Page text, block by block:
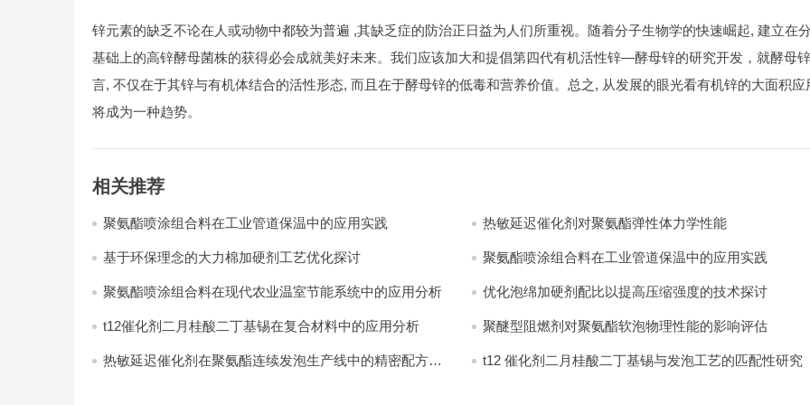
锌元素的缺乏不论在人或动物中都较为普遍 ,其缺乏症的防治正日益为人们所重视。随着分子生物学的快速崛起, 建立在
基础上的高锌酵母菌株的获得必会成就美好未来。我们应该加大和提倡第四代有机活性锌—酵母锌的研究开发，就酵母
言, 不仅在于其锌与有机体结合的活性形态, 而且在于酵母锌的低毒和营养价值。总之, 从发展的眼光看有机锌的大面积应
将成为一种趋势。
相关推荐
聚氨酯喷涂组合料在工业管道保温中的应用实践 热敏延迟催化剂对聚氨酯弹性体力学性能
基于环保理念的大力棉加硬剂工艺优化探讨 聚氨酯喷涂组合料在工业管道保温中的应用实践
聚氨酯喷涂组合料在现代农业温室节能系统中的应用分析​ 优化泡绵加硬剂配比以提高压缩强度的技术探讨
t12催化剂二月桂酸二丁基锡在复合材料中的应用分析 聚醚型阻燃剂对聚氨酯软泡物理性能的影响评估​
热敏延迟催化剂在聚氨酯连续发泡生产线中的精密配方设
t12 催化剂二月桂酸二丁基锡与发泡工艺的匹配性研究